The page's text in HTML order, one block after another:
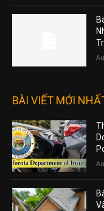
BÀI VIẾT MỚI